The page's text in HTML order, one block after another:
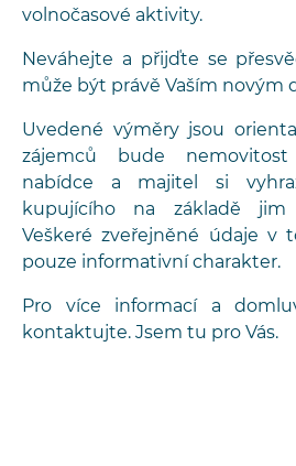
volnočasové aktivity.
Neváhejte a přijďte se
může být právě Vaším novým
Uvedené výměry jsou
zájemců bude
nabídce a majitel si
kupujícího na základě jim
Veškeré zveřejněné údaje v
pouze informativní charakter.
Pro více informací a
kontaktujte. Jsem tu pro Vás.